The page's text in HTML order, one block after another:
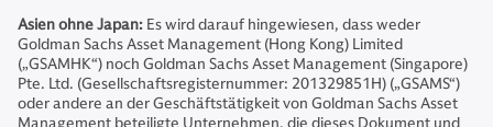
Asien ohne Japan: Es wird darauf hingewiesen, dass weder
Goldman Sachs Asset Management (Hong Kong) Limited
(„GSAMHK“) noch Goldman Sachs Asset Management (Singapore)
Pte. Ltd. (Gesellschaftsregisternummer: 201329851H) („GSAMS“)
oder andere an der Geschäftstätigkeit von Goldman Sachs Asset
Management beteiligte Unternehmen, die dieses Dokument und